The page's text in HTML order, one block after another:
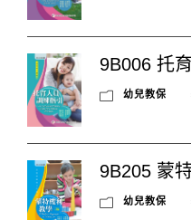
9B006 托
幼兒教保
9B205 蒙
幼兒教保